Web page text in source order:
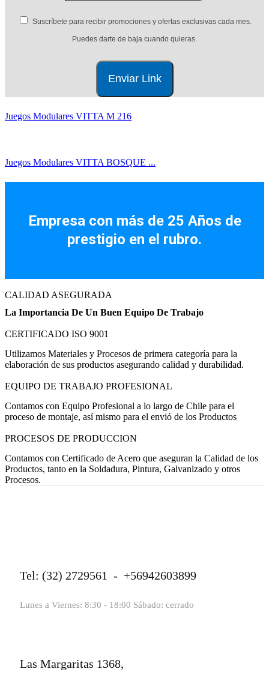
Suscríbete para recibir promociones y ofertas exclusivas cada mes.
Puedes darte de baja cuando quieras.
Juegos Modulares VITTA M 216
Juegos Modulares VITTA BOSQUE ...
Empresa con más de 25 Años de
prestigio en el rubro.
CALIDAD ASEGURADA
La Importancia De Un Buen Equipo De Trabajo
CERTIFICADO ISO 9001
Utilizamos Materiales y Procesos de primera categoría para la
elaboración de sus productos asegurando calidad y durabilidad.
EQUIPO DE TRABAJO PROFESIONAL
Contamos con Equipo Profesional a lo largo de Chile para el
proceso de montaje, así mismo para el envió de los Productos
PROCESOS DE PRODUCCION
Contamos con Certificado de Acero que aseguran la Calidad de los
Productos, tanto en la Soldadura, Pintura, Galvanizado y otros
Procesos.
Tel: (32) 2729561 - +56942603899
Lunes a Viernes: 8:30 - 18:00 Sábado: cerrado
Las Margaritas 1368,